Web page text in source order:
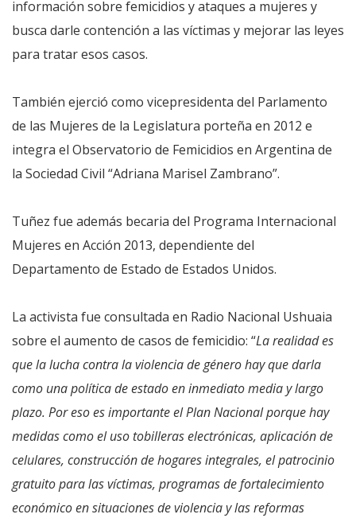
información sobre femicidios y ataques a mujeres y
busca darle contención a las víctimas y mejorar las leyes
para tratar esos casos.
También ejerció como vicepresidenta del Parlamento
de las Mujeres de la Legislatura porteña en 2012 e
integra el Observatorio de Femicidios en Argentina de
la Sociedad Civil “Adriana Marisel Zambrano”.
Tuñez fue además becaria del Programa Internacional
Mujeres en Acción 2013, dependiente del
Departamento de Estado de Estados Unidos.
La activista fue consultada en Radio Nacional Ushuaia
sobre el aumento de casos de femicidio: “La realidad es
que la lucha contra la violencia de género hay que darla
como una política de estado en inmediato media y largo
plazo. Por eso es importante el Plan Nacional porque hay
medidas como el uso tobilleras electrónicas, aplicación de
celulares, construcción de hogares integrales, el patrocinio
gratuito para las víctimas, programas de fortalecimiento
económico en situaciones de violencia y las reformas